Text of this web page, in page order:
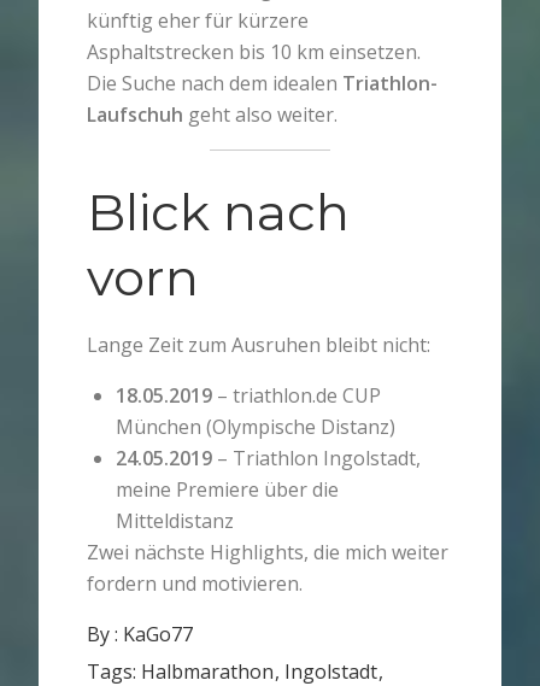
künftig eher für kürzere
Asphaltstrecken bis 10 km einsetzen.
Die Suche nach dem idealen Triathlon-
Laufschuh geht also weiter.
Blick nach
vorn
Lange Zeit zum Ausruhen bleibt nicht:
18.05.2019 – triathlon.de CUP
München (Olympische Distanz)
24.05.2019 – Triathlon Ingolstadt,
meine Premiere über die
Mitteldistanz
Zwei nächste Highlights, die mich weiter
fordern und motivieren.
By : KaGo77
Tags: Halbmarathon Ingolstadt